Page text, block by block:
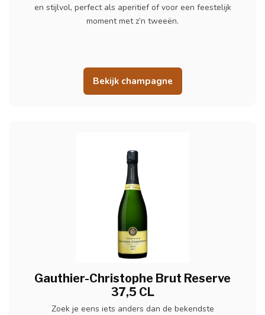
en stijlvol, perfect als aperitief of voor een feestelijk
moment met z’n tweeën.
Bekijk champagne
Gauthier-Christophe Brut Reserve
37,5 CL
Zoek je eens iets anders dan de bekendste